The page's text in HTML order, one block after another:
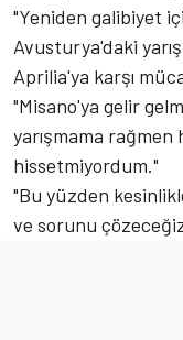
"Yeniden galibiyet
Avusturya'daki
Aprilia'ya karşı
"Misano'ya gelir
yarışmama
hissetmiyordum."
"Bu yüzden
ve sorunu